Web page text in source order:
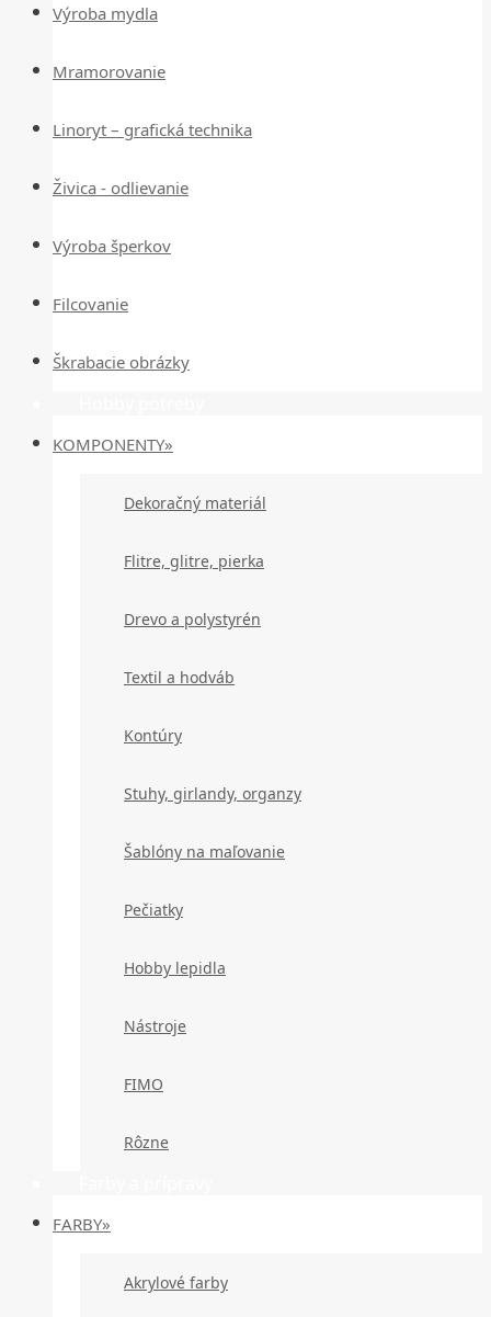
Výroba mydla
Mramorovanie
Linoryt – grafická technika
Živica - odlievanie
Výroba šperkov
Filcovanie
Škrabacie obrázky
KOMPONENTY»
Dekoračný materiál
Flitre, glitre, pierka
Drevo a polystyrén
Textil a hodváb
Kontúry
Stuhy, girlandy, organzy
Šablóny na maľovanie
Pečiatky
Hobby lepidla
Nástroje
FIMO
Rôzne
FARBY»
Akrylové farby